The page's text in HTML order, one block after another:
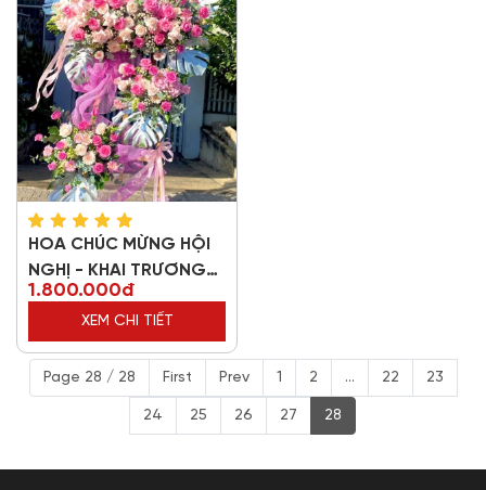
HOA CHÚC MỪNG HỘI
NGHỊ - KHAI TRƯƠNG
83278
1.800.000đ
XEM CHI TIẾT
Page 28 / 28 First Prev 1 2 ... 22 23
24 25 26 27 28